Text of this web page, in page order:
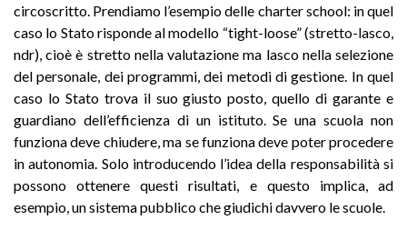
circoscritto. Prendiamo l’esempio delle charter school: in quel
caso lo Stato risponde al modello “tight-loose” (stretto-lasco,
ndr), cioè è stretto nella valutazione ma lasco nella selezione
del personale, dei programmi, dei metodi di gestione. In quel
caso lo Stato trova il suo giusto posto, quello di garante e
guardiano dell’efficienza di un istituto. Se una scuola non
funziona deve chiudere, ma se funziona deve poter procedere
in autonomia. Solo introducendo l’idea della responsabilità si
possono ottenere questi risultati, e questo implica, ad
esempio, un sistema pubblico che giudichi davvero le scuole.